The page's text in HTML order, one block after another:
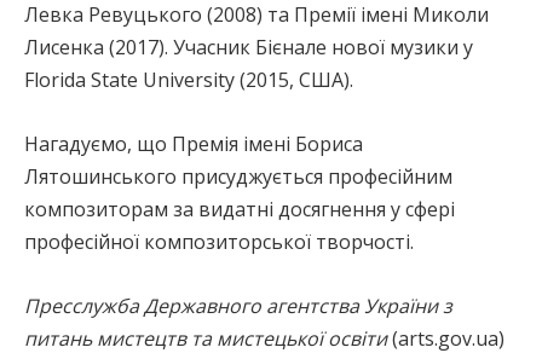
Левка Ревуцького (2008) та Премії імені Миколи
Лисенка (2017). Учасник Бієнале нової музики у
Florida State University (2015, США).
Нагадуємо, що Премія імені Бориса
Лятошинського присуджується професійним
композиторам за видатні досягнення у сфері
професійної композиторської творчості.
Пресслужба Державного агентства України з
питань мистецтв та мистецької освіти(arts.gov.ua)